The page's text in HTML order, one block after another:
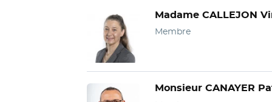
Madame CALLEJON
Membre
Monsieur CANAYER